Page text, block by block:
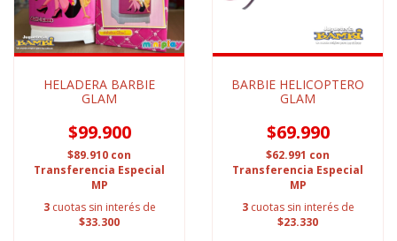
HELADERA BARBIE
GLAM
$99.900
$89.910 con
Transferencia Especial
MP
3 cuotas sin interés de
$33.300
BARBIE HELICOPTERO
GLAM
$69.990
$62.991 con
Transferencia Especial
MP
3 cuotas sin interés de
$23.330